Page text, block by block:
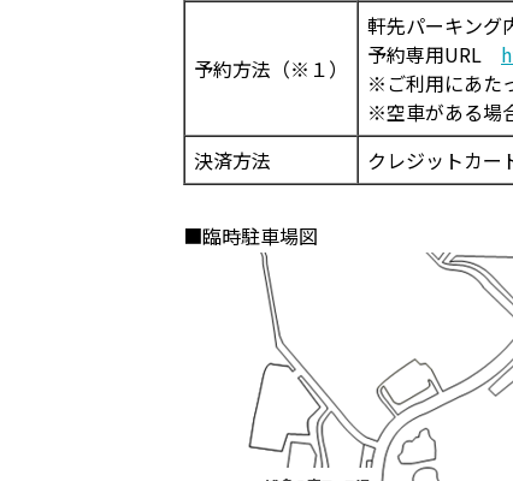
予約方法（※１）
軒先パーキング
予約専用URL
※ご利用にあた
※空車がある場
決済方法
クレジットカー
■臨時駐車場図